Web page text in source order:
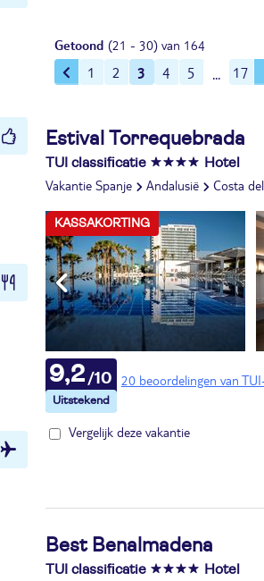
Getoond (21 - 30) van 164
1 2 3 4 5 17
Estival Torrequebrada
TUI classificatie Hotel
Vakantie Spanje Andalusië Costa
KASSAKORTING
20 beoordelingen van
9,2
Vergelijk deze vakantie
Best Benalmadena
TUI classificatie Hotel